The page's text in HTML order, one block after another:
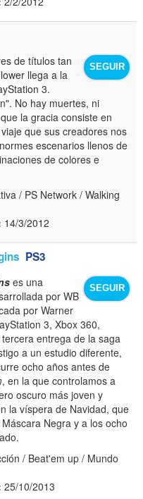
SEGUIR
de títulos tan
llega a la
3.
No hay muertes, ni
la gracia consiste en
que sus creadores nos
escenarios llenos de
de colores e
/ PS Network / Walking
14/3/2012
PS3
SEGUIR
es una
por WB
por Warner
3, Xbox 360,
entrega de la saga
a un estudio diferente,
ocho años antes de
, en la que controlamos a
oscuro más joven y
la víspera de Navidad, que
Negra y a los ocho
/ Beat'em up / Mundo
25/10/2013